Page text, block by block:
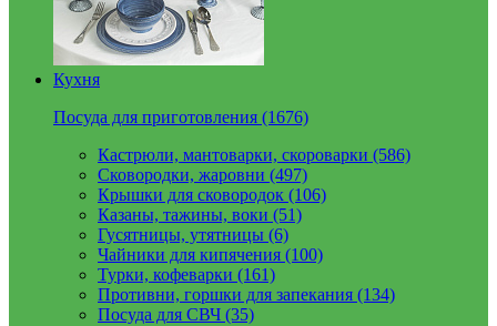
Кухня
Посуда для приготовления (1676)
Кастрюли, мантоварки, скороварки (586)
Сковородки, жаровни (497)
Крышки для сковородок (106)
Казаны, тажины, воки (51)
Гусятницы, утятницы (6)
Чайники для кипячения (100)
Турки, кофеварки (161)
Противни, горшки для запекания (134)
Посуда для СВЧ (35)